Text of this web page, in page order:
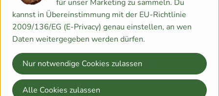
Vallée Verte GmbH
D 77694 Kehl
Die Firma Vallée Verte GmbH, gegründet 1999 hat sich auf
die Bereiche Handel und Disposition von Käse aus
ökologischer Landwirtschaft spezialisiert und konnte sich
innerhalb der letzten Jahre zu einem der führenden
Handelsunternehmen in diesem Marktsegment etablieren.
für unser Marketing zu sammeln. Du
kannst in Übereinstimmung mit der EU-Richtlinie
2009/136/EG (E-Privacy) genau einstellen, an wen
Daten weitergegeben werden dürfen.
Nur notwendige Cookies zulassen
Alle Cookies zulassen